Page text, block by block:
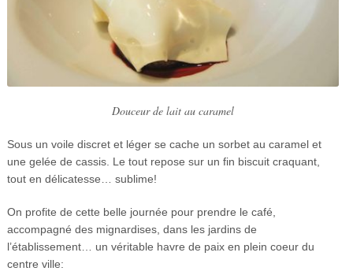
Douceur de lait au caramel
Sous un voile discret et léger se cache un sorbet au caramel et
une gelée de cassis. Le tout repose sur un fin biscuit craquant,
tout en délicatesse… sublime!
On profite de cette belle journée pour prendre le café,
accompagné des mignardises, dans les jardins de
l’établissement… un véritable havre de paix en plein coeur du
centre ville: